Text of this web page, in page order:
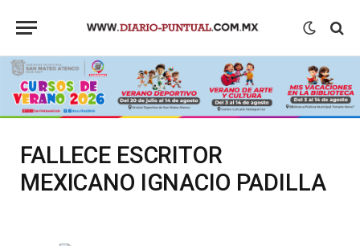
FALLECE ESCRITOR
MEXICANO IGNACIO PADILLA